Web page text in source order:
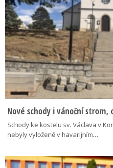
Nové schody i vánoční
Schody ke kostelu sv. Václava v
nebyly vyloženě v havarijním…